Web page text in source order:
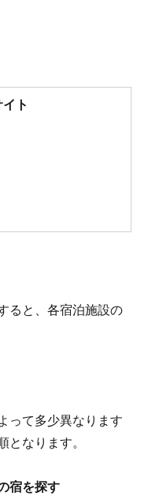
ト
ると、各宿泊施設の
って多少異なります
となります。
宿を探す